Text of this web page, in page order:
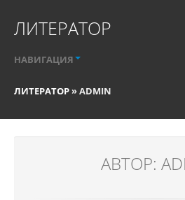
ЛИТЕРАТОР
НАВИГАЦИЯ
ЛИТЕРАТОР» ADMIN
АВТОР: